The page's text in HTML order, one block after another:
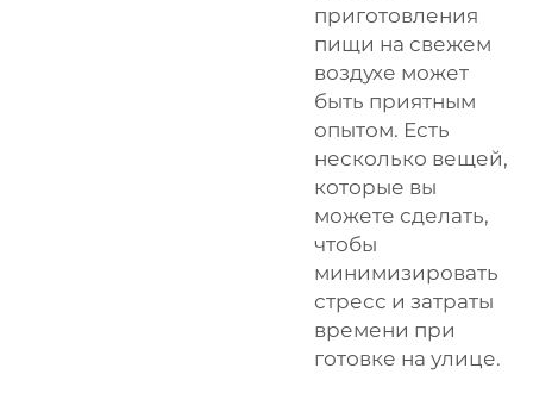
приготовления
пищи на свежем
воздухе может
быть приятным
опытом. Есть
несколько вещей,
которые вы
можете сделать,
чтобы
минимизировать
стресс и затраты
времени при
готовке на улице.